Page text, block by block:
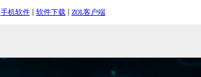
手机软件| 软件下载| ZOL客户端